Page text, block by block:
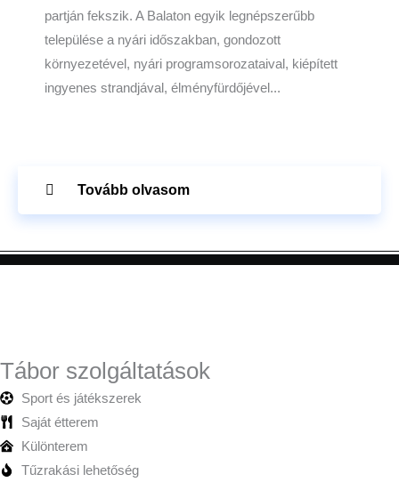
partján fekszik. A Balaton egyik legnépszerűbb
települése a nyári időszakban, gondozott
környezetével, nyári programsorozataival, kiépített
ingyenes strandjával, élményfürdőjével...
Tovább olvasom
Tábor szolgáltatások
Sport és játékszerek
Saját étterem
Különterem
Tűzrakási lehetőség